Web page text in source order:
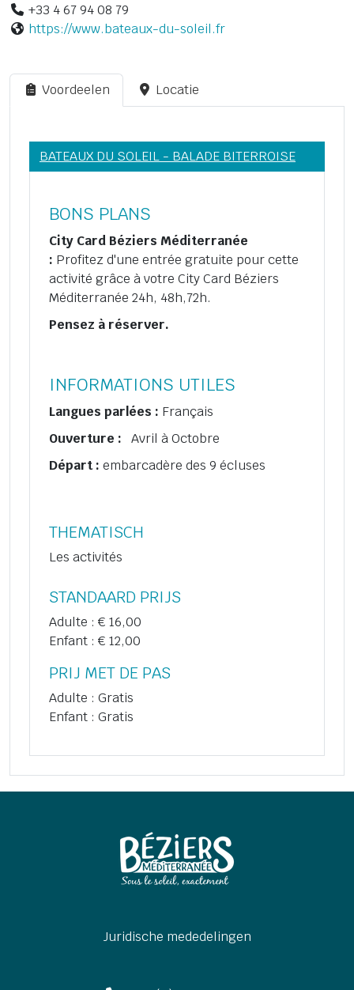
+33 4 67 94 08 79
https://www.bateaux-du-soleil.fr
Voordeelen Locatie
BATEAUX DU SOLEIL - BALADE BITERROISE
BONS PLANS
City Card Béziers Méditerranée
: Profitez d'une entrée gratuite pour cette
activité grâce à votre City Card Béziers
Méditerranée 24h, 48h,72h.
Pensez à réserver.
INFORMATIONS UTILES
Langues parlées : Français
Ouverture : Avril à Octobre
Départ : embarcadère des 9 écluses
THEMATISCH
Les activités
STANDAARD PRIJS
Adulte : € 16,00
Enfant : € 12,00
PRIJ MET DE PAS
Adulte : Gratis
Enfant : Gratis
Juridische mededelingen